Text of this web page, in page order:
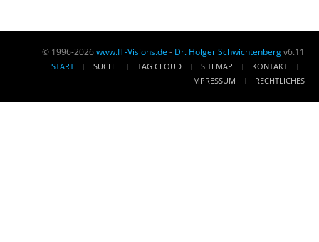
© 1996-2026www.IT-Visions.de - Dr. Holger Schwichtenbergv6.11
START SUCHE TAG CLOUD SITEMAP
KONTAKT
IMPRESSUM
RECHTLICHES